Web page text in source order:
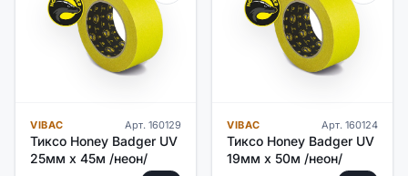
VIBAC Арт. 160129
Тиксо Honey Badger UV
25мм х 45м /неон/
VIBAC Арт. 160124
Тиксо Honey Badger UV
19мм х 50м /неон/